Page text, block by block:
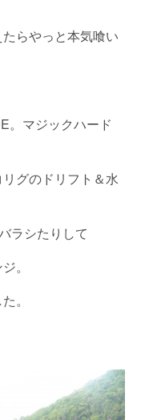
らやっと本気喰い
。マジックハード
グのドリフト＆水
ラシたりして
。
。